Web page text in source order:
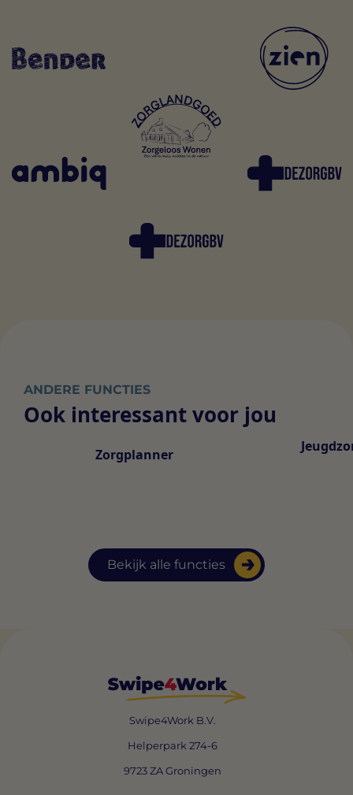
ANDERE FUNCTIES
Ook interessant voor jou
Bekijk alle functies
Zorgplanner
Swipe4Work B.V.
Helperpark 274-6
9723 ZA Groningen